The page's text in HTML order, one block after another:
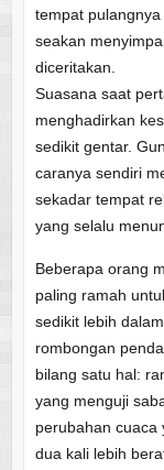
tempat
seakan
diceritakan.
Suasana saat
menghadirkan
sedikit gentar.
caranya sendiri
sekadar tempat
yang selalu
Beberapa orang
paling ramah
sedikit lebih
rombongan
bilang satu hal:
yang menguji
perubahan cuaca
dua kali lebih